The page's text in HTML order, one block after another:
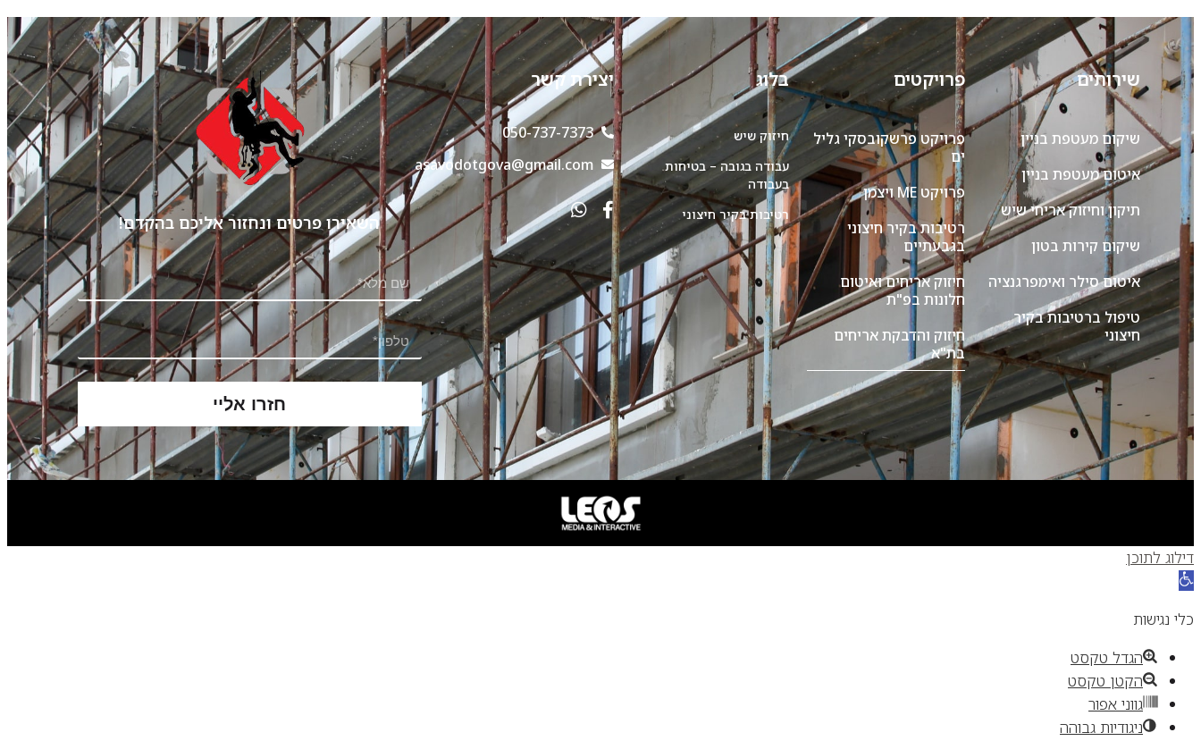
שירותים
שיקום מעטפת בניין
איטום מעטפת בניין
תיקון וחיזוק אריחי שיש
שיקום קירות בטון
איטום סילר ואימפרגנציה
טיפול ברטיבות בקיר
חיצוני
פרויקטים
פרויקט פרשקובסקי גליל
ים
פרויקט ME ויצמן
רטיבות בקיר חיצוני
בגבעתיים
חיזוק אריחים ואיטום
חלונות בפ"ת
חיזוק והדבקת אריחים
בת"א
בלוג
חיזוק שיש
עבודה בגובה – בטיחות
בעבודה
רטיבות בקיר חיצוני
יצירת קשר
050-737-7373
asavodotgova@gmail.com
השאירו פרטים ונחזור אליכם בהקדם!
חזרו אליי
דילוג לתוכן
פתח
נגישות
כלי נגישות
הגדל טקסט
הקטן טקסט
גווני אפור
ניגודיות גבוהה